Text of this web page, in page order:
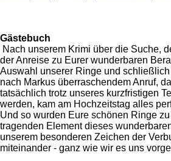
Gästebuch
Nach unserem Krimi über die Suche,
der Anreise zu Eurer wunderbaren
Auswahl unserer Ringe und
nach Markus überraschendem Anruf,
tatsächlich trotz unseres kurzfristigen
werden, kam am Hochzeitstag alles
Und so wurden Eure schönen Ringe
tragenden Element dieses
unserem besonderen Zeichen der
miteinander - ganz wie wir es uns